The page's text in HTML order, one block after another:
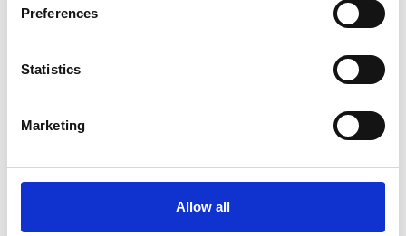
Preferences
Statistics
Marketing
Allow all
Barnstol för utomhusbruk
Lakan och handdukar för en